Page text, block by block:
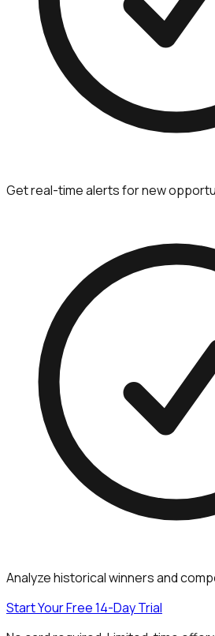
Get real-time alerts for new
Analyze historical winners and
Start Your Free 14-Day Trial